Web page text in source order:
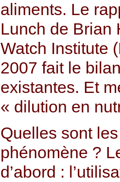
aliments. Le
Lunch de Brian
Watch Institute
2007 fait le
existantes. Et
« dilution en
Quelles sont
phénomène ?
d’abord :